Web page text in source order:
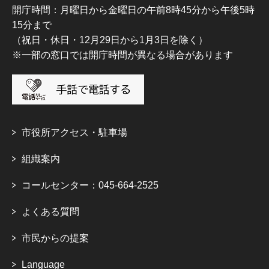
開庁時間：月曜日から金曜日の午前8時45分から午後5時
15分まで
（祝日・休日・12月29日から1月3日を除く）
※一部の窓口では開庁時間が異なる場合があります
市役所アクセス・駐車場
組織案内
コールセンター：045-664-2525
よくある質問
市民からの提案
Language